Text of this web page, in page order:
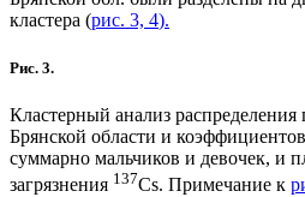
кластера (рис. 3, 4).
Рис. 3.
Кластерный анализ распределения
Брянской области и
суммарно мальчиков и девочек, и
загрязнения 137Cs. Примечание к